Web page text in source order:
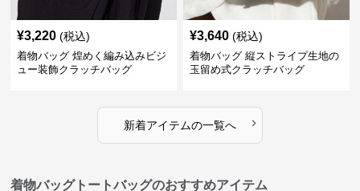
¥3,220 (税込)
着物バッグ 煌めく編み込みビジ
ュー装飾クラッチバッグ
¥3,640 (税込)
着物バッグ 縦ストライプ生地の
玉留め式クラッチバッグ
新着アイテムの一覧へ ›
着物バッグトートバッグのおすすめアイテム